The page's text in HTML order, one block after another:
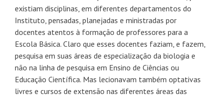
existiam disciplinas, em diferentes departamentos do
Instituto, pensadas, planejadas e ministradas por
docentes atentos à formação de professores para a
Escola Básica. Claro que esses docentes faziam, e fazem,
pesquisa em suas áreas de especialização da biologia e
não na linha de pesquisa em Ensino de Ciências ou
Educação Científica. Mas lecionavam também optativas
livres e cursos de extensão nas diferentes áreas das